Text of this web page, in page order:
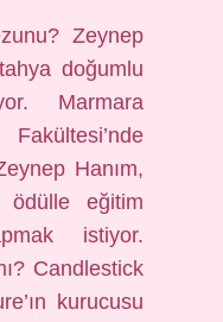
Zeynep
doğumlu
Marmara
Hanım,
ödülle eğitim
istiyor.
Candlestick
kurucusu